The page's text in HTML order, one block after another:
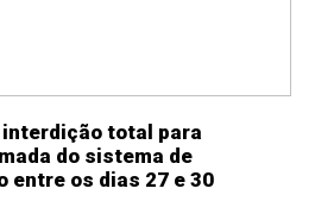
total para
do sistema de
entre os dias 27 e 30